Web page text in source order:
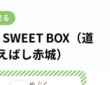
る
BOX（道
ばし赤城）